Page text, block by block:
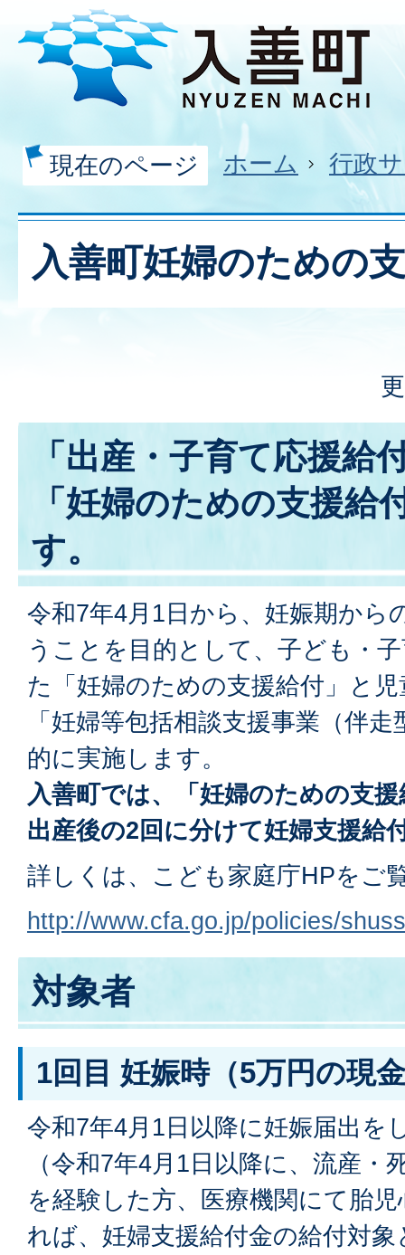
現在のページ ホーム 行政
入善町妊婦のための
「出産・子育て応援給
「妊婦のための支援給
す。
令和7年4月1日から、妊娠期から
うことを目的として、子ども・
た「妊婦のための支援給付」と
「妊婦等包括相談支援事業（伴
的に実施します。
入善町では、「妊婦のための支
出産後の2回に分けて妊婦支援給
詳しくは、こども家庭庁HPをご
http://www.cfa.go.jp/policies/
対象者
1回目 妊娠時（5万円の現
令和7年4月1日以降に妊娠届出を
（令和7年4月1日以降に、流産・
を経験した方、医療機関にて胎
れば、妊婦支援給付金の給付対